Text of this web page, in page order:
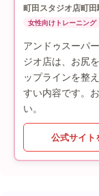
町田スタジオ店町田
女性向けトレーニング
アンドゥスーパ
ジオ店は、お尻
ップラインを整
すい内容です。
い。
公式サイト